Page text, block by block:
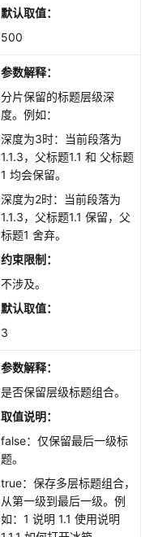
默认取值：
500
参数解释：
分片保留的标题层级深
度。例如：
深度为3时：当前段落为
1.1.3，父标题1.1 和 父标题
1 均会保留。
深度为2时：当前段落为
1.1.3，父标题1.1 保留，父
标题1 舍弃。
约束限制：
不涉及。
默认取值：
3
参数解释：
是否保留层级标题组合。
取值说明：
false：仅保留最后一级标
题。
true：保存多层标题组合，
从第一级到最后一级。例
如：1 说明 1.1 使用说明